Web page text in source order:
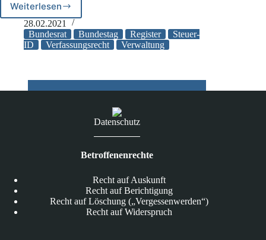
WeiterlesenBundestag
beschließt
Registermodernisierungsgesetz
28.02.2021
Bundesrat
Bundestag Register
Steuer-
ID
Verfassungsrecht Verwaltung
Datenschutz
Betroffenenrechte
Recht auf Auskunft
Recht auf Berichtigung
Recht auf Löschung („Vergessenwerden“)
Recht auf Widerspruch